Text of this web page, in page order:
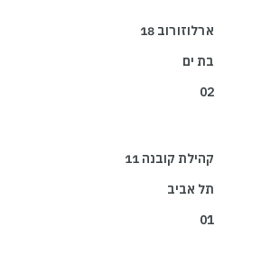
ארלוזורוב 18
בת ים
02
קהילת קובנה 11
תל אביב
01